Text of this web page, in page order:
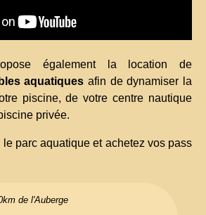
également la location de
aquatiques afin de dynamiser la
piscine, de votre centre nautique
privée.
parc aquatique et achetez vos pass
de l'Auberge